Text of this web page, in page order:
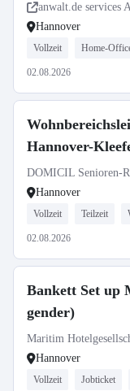
anwalt.de services
Hannover
Vollzeit Home-
02.08.2026
Hannover-
DOMICIL Senioren-
Hannover
Vollzeit Teilzeit
02.08.2026
Bankett Set up
gender)
Maritim
Hannover
Vollzeit Jobticket